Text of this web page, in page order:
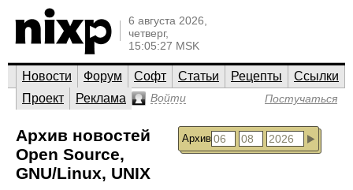
6 августа 2026,
четверг,
15:05:27 MSK
Новости Форум Софт Статьи Рецепты
Ссылки
Проект
Реклама Войти Постучаться
Архив
Архив новостей
Open Source,
GNU/Linux, UNIX